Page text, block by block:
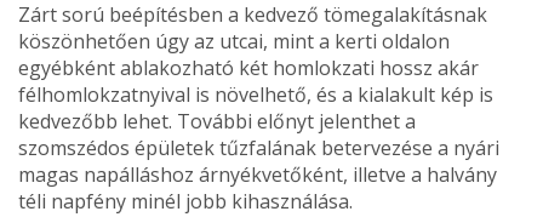
Zárt sorú beépítésben a kedvező tömegalakításnak
köszönhetően úgy az utcai, mint a kerti oldalon
egyébként ablakozható két homlok­zati hossz akár
félhomlokzatnyival is növelhető, és a kialakult kép is
kedvezőbb lehet. További előnyt je­lenthet a
szomszédos épületek tűz­falának betervezése a nyári
magas napálláshoz árnyékvetőként, illetve a halvány
téli napfény minél jobb kihasználása.